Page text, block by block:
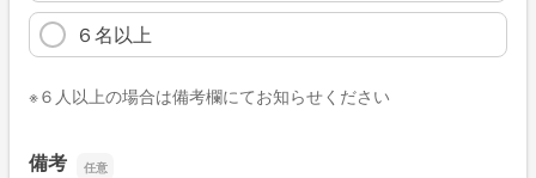
６名以上
※６人以上の場合は備考欄にてお知らせください
備考